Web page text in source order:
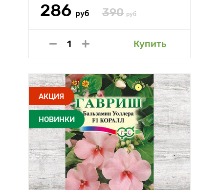
286 руб 390 руб
Купить
АКЦИЯ
НОВИНКИ